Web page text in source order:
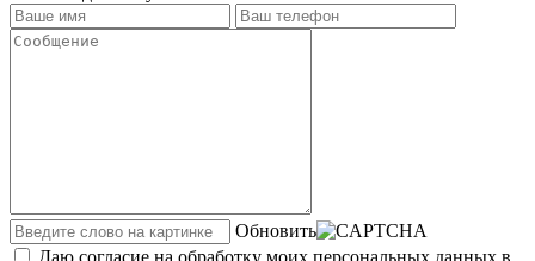
Обновить
Даю согласие на обработку моих персональных данных в